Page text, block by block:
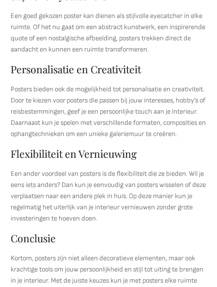
Een goed gekozen poster kan dienen als stijlvolle eyecatcher in elke
ruimte. Of het nu gaat om een abstract kunstwerk, een inspirerende
quote of een nostalgische afbeelding, posters trekken direct de
aandacht en kunnen een ruimte transformeren.
Personalisatie en Creativiteit
Posters bieden ook de mogelijkheid tot personalisatie en creativiteit.
Door te kiezen voor posters die passen bij jouw interesses, hobby’s of
reisbestemmingen, geef je een persoonlijke touch aan je interieur.
Daarnaast kun je spelen met verschillende formaten, composities en
ophangtechnieken om een unieke galeriemuur te creëren.
Flexibiliteit en Vernieuwing
Een ander voordeel van posters is de flexibiliteit die ze bieden. Wil je
eens iets anders? Dan kun je eenvoudig van posters wisselen of deze
verplaatsen naar een andere plek in huis. Op deze manier kun je
regelmatig het uiterlijk van je interieur vernieuwen zonder grote
investeringen te hoeven doen.
Conclusie
Kortom, posters zijn niet alleen decoratieve elementen, maar ook
krachtige tools om jouw persoonlijkheid en stijl tot uiting te brengen
in je interieur. Met de juiste keuzes kun je met posters elke ruimte